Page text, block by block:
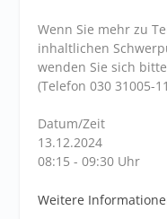
Wenn Sie mehr zu
inhaltlichen
wenden Sie sich
(Telefon 030 31005-
Datum/Zeit
13.12.2024
08:15 - 09:30 Uhr
Weitere